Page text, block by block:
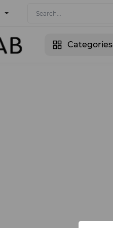
Categories